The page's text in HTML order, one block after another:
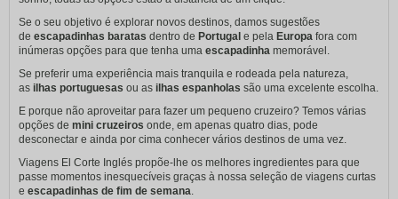
Se o seu objetivo é explorar novos destinos, damos sugestões
de escapadinhas baratas dentro de Portugal e pela Europa fora com
inúmeras opções para que tenha uma escapadinha memorável.
Se preferir uma experiência mais tranquila e rodeada pela natureza,
as ilhas portuguesas ou as ilhas espanholas são uma excelente escolha.
E porque não aproveitar para fazer um pequeno cruzeiro? Temos várias
opções de mini cruzeiros onde, em apenas quatro dias, pode
desconectar e ainda por cima conhecer vários destinos de uma vez.
Viagens El Corte Inglés propõe-lhe os melhores ingredientes para que
passe momentos inesquecíveis graças à nossa seleção de viagens curtas
e escapadinhas de fim de semana.